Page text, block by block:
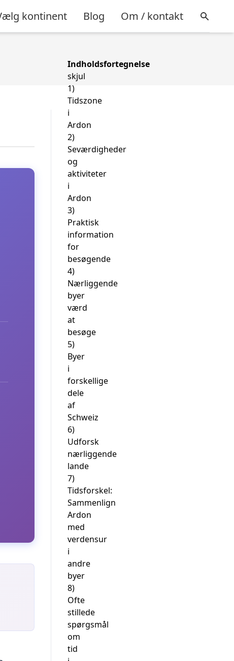
kontinent Blog Om / kontakt
Indholdsfortegnelse
skjul
1)
Tidszone
i
Ardon
2)
Seværdigheder
og
aktiviteter
i
Ardon
3)
Praktisk
information
for
besøgende
4)
Nærliggende
byer
værd
at
besøge
5)
Byer
i
forskellige
dele
af
Schweiz
6)
Udforsk
nærliggende
lande
7)
Tidsforskel:
Sammenlign
Ardon
med
verdensur
i
andre
byer
8)
Ofte
stillede
spørgsmål
om
tid